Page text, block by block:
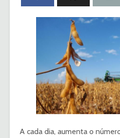
A cada dia, aumenta o